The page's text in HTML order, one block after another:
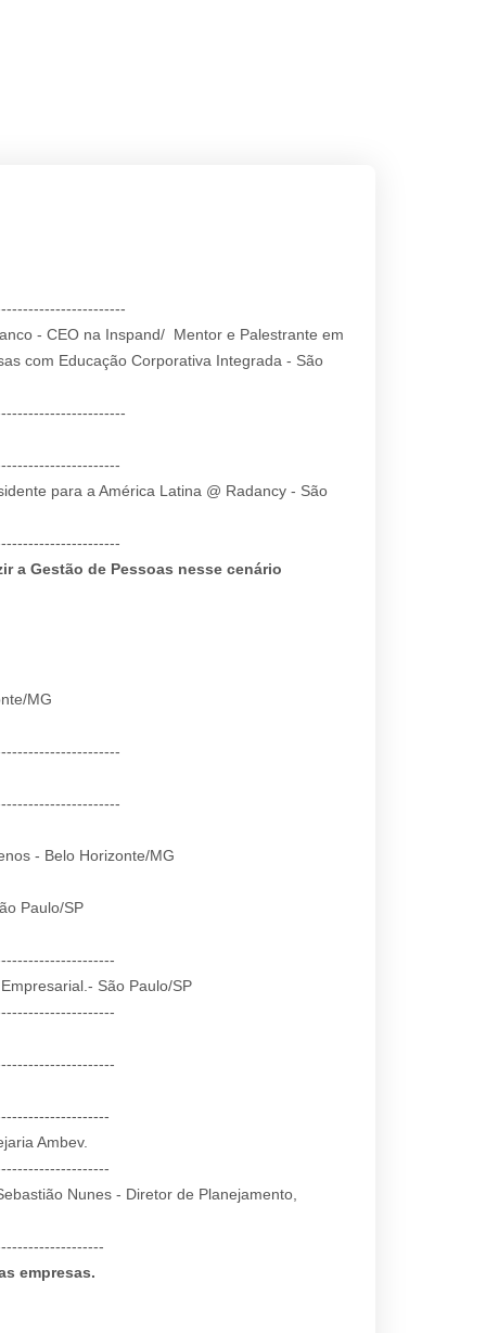
- CEO na Inspand/ Mentor e Palestrante em
com Educação Corporativa Integrada - São
para a América Latina @ Radancy - São
a Gestão de Pessoas nesse cenário
MG
- Belo Horizonte/MG
Paulo/SP
São Paulo/SP
Ambev.
Nunes - Diretor de Planejamento,
empresas.